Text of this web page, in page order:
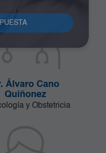
Álvaro Cano
Quiñonez
y Obstetricia